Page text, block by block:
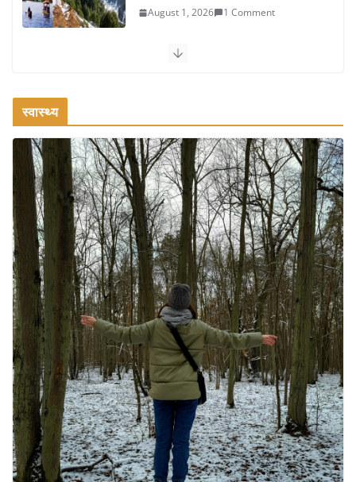
August 1, 2026 1 Comment
वजन घटाने के लिए 8 बेहतरीन वॉकिंग
रामेश्वरम यात्रा गाइड: पवित्र तीर्थ स्थल, दर्शन
स्थल और पहुंच मार्ग
July 30, 2026 1 Comment
खाने के शौकीनों के लिए कश्मीर के 5 बेहतरीन
स्वादिष्ट व्यंजन
August 6, 2026 1 Comment
स्वास्थ्य